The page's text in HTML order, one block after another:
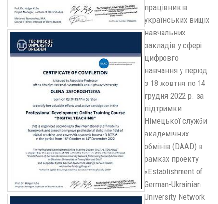
працівників
українських вищіх
навчальних
закладів у сфері
цифровго
навчання у період
з 18 жовтня по 14
грудня 2022 р. за
підтримки
Німецької служби
академічних
обмінів (DAAD) в
рамках проекту
«Establishment of
German-Ukrainian
University Network